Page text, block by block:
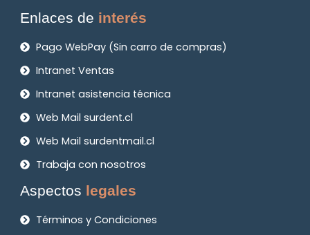
Enlaces de interés
Pago WebPay (Sin carro de compras)
Intranet Ventas
Intranet asistencia técnica
Web Mail surdent.cl
Web Mail surdentmail.cl
Trabaja con nosotros
Aspectos legales
Términos y Condiciones